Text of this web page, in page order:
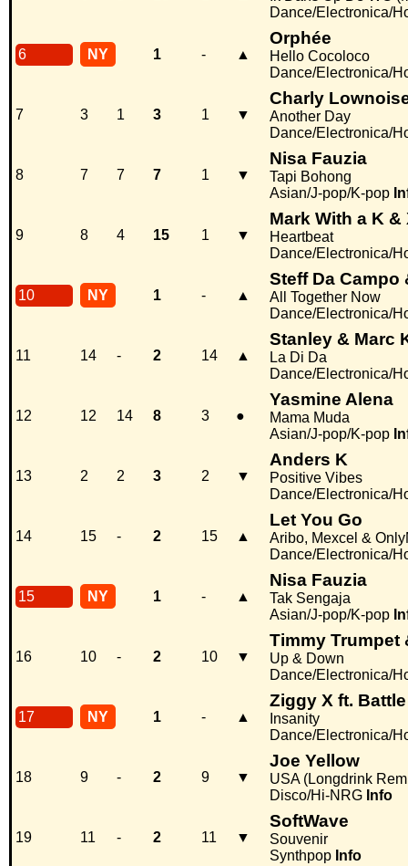
Dance/Electronica/
6 NY 1 - ▲
Orphée
Hello Cocoloco
Dance/Electronica/
7 3 1 3 1 ▼
Charly
Another Day
Dance/Electronica/
8 7 7 7 1 ▼
Nisa Fauzia
Tapi Bohong
Asian/J-pop/K-pop
9 8 4 15 1 ▼
Mark With a K
Heartbeat
Dance/Electronica/
10 NY 1 - ▲
Steff Da Campo
All Together Now
Dance/Electronica/
11 14 - 2 14 ▲
Stanley & Marc
La Di Da
Dance/Electronica/
12 12 14 8 3 ●
Yasmine Alena
Mama Muda
Asian/J-pop/K-pop
13 2 2 3 2 ▼
Anders K
Positive Vibes
Dance/Electronica/
14 15 - 2 15 ▲
Let You Go
Aribo, Mexcel &
Dance/Electronica/
15 NY 1 - ▲
Nisa Fauzia
Tak Sengaja
Asian/J-pop/K-pop
16 10 - 2 10 ▼
Timmy Trumpet
Up & Down
Dance/Electronica/
17 NY 1 - ▲
Ziggy X ft.
Insanity
Dance/Electronica/
18 9 - 2 9 ▼
Joe Yellow
USA (Longdrink
Disco/Hi-NRG Info
19 11 - 2 11 ▼
SoftWave
Souvenir
Synthpop Info